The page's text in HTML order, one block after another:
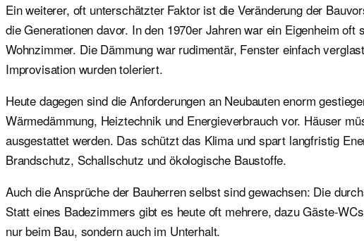
Ein weiterer, oft unterschätzter Faktor ist die Veränderung der
die Generationen davor. In den 1970er Jahren war ein Eigenheim
Wohnzimmer. Die Dämmung war rudimentär, Fenster einfach
Improvisation wurden toleriert.
Heute dagegen sind die Anforderungen an Neubauten enorm
Wärmedämmung, Heiztechnik und Energieverbrauch vor. Häuser
ausgestattet werden. Das schützt das Klima und spart langfristig
Brandschutz, Schallschutz und ökologische Baustoffe.
Auch die Ansprüche der Bauherren selbst sind gewachsen: Die
Statt eines Badezimmers gibt es heute oft mehrere, dazu Gäste-
nur beim Bau, sondern auch im Unterhalt.